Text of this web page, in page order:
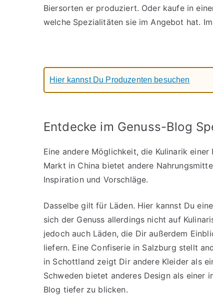
Biersorten er produziert. Oder kaufe in
welche Spezialitäten sie im Angebot hat.
Hier kannst Du Produzenten besuchen
Entdecke im Genuss-Blog
Eine andere Möglichkeit, die Kulinarik
Markt in China bietet andere
Inspiration und Vorschläge.
Dasselbe gilt für Läden. Hier kannst Du
sich der Genuss allerdings nicht auf
jedoch auch Läden, die Dir außerdem
liefern. Eine Confiserie in Salzburg stellt
in Schottland zeigt Dir andere Kleider als
Schweden bietet anderes Design als einer
Blog tiefer zu blicken.